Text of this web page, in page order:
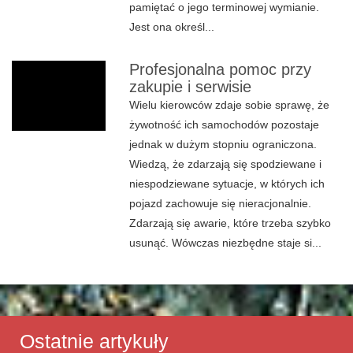
pamiętać o jego terminowej wymianie.
Jest ona określ...
Profesjonalna pomoc przy
zakupie i serwisie
Wielu kierowców zdaje sobie sprawę, że
żywotność ich samochodów pozostaje
jednak w dużym stopniu ograniczona.
Wiedzą, że zdarzają się spodziewane i
niespodziewane sytuacje, w których ich
pojazd zachowuje się nieracjonalnie.
Zdarzają się awarie, które trzeba szybko
usunąć. Wówczas niezbędne staje si...
Ostatnie artykuły